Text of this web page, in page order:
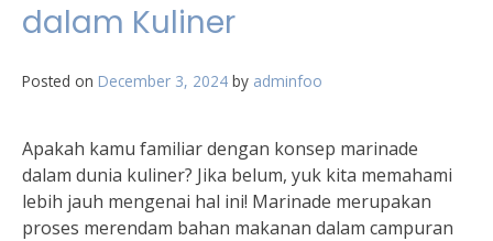
dalam Kuliner
Posted on December 3, 2024 by adminfoo
Apakah kamu familiar dengan konsep marinade
dalam dunia kuliner? Jika belum, yuk kita memahami
lebih jauh mengenai hal ini! Marinade merupakan
proses merendam bahan makanan dalam campuran